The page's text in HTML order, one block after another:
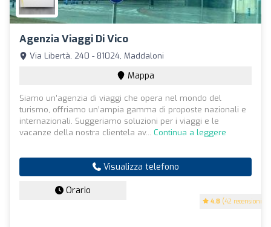
Agenzia Viaggi Di Vico
4.8 (42 recensioni)
Via Libertà, 240 - 81024, Maddaloni
Mappa
Siamo un’agenzia di viaggi che opera nel mondo del
turismo, offriamo un’ampia gamma di proposte nazionali e
internazionali. Suggeriamo soluzioni per i viaggi e le
vacanze della nostra clientela av... Continua a leggere
Visualizza telefono
Orario